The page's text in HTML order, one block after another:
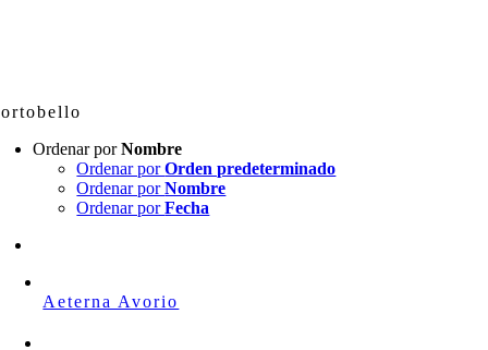
Ordenar porNombre
Ordenar porOrden predeterminado
Ordenar porNombre
Ordenar porFecha
Aeterna Avorio